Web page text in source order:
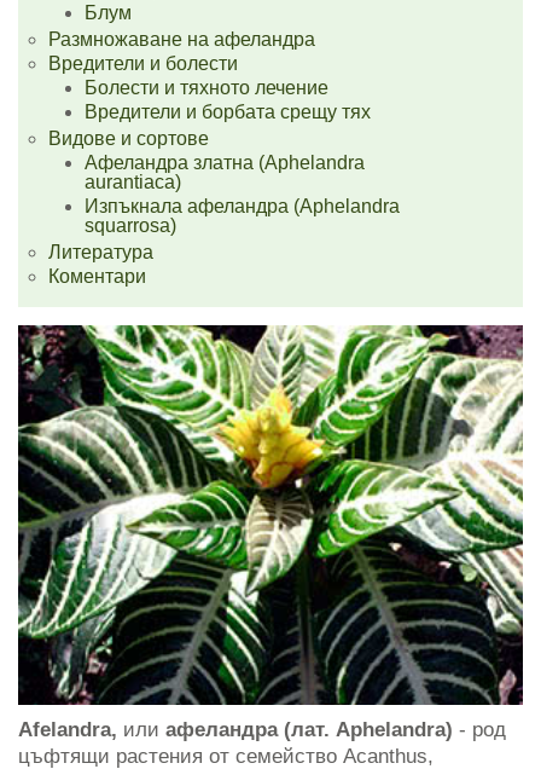
Блум
Размножаване на афеландра
Вредители и болести
Болести и тяхното лечение
Вредители и борбата срещу тях
Видове и сортове
Афеландра златна (Aphelandra
aurantiaca)
Изпъкнала афеландра (Aphelandra
squarrosa)
Литература
Коментари
Afelandra, или афеландра (лат. Aphelandra) - род
цъфтящи растения от семейство Acanthus,